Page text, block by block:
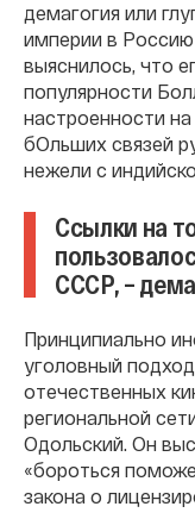
демагогия или
империи в
выяснилось, что
популярности
настроенности
бОльших связей
нежели с
Ссылки на
СССР, –
Принципиально
уголовный
отечественных
региональной
Одольский. Он
«бороться
закона о